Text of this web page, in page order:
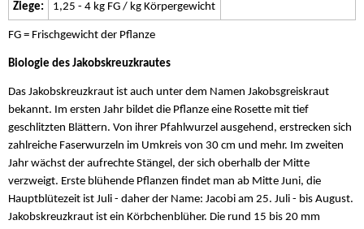
Ziege: 1,25 - 4 kg FG / kg Körpergewicht
FG = Frischgewicht der Pflanze
Biologie des Jakobskreuzkrautes
Das Jakobskreuzkraut ist auch unter dem Namen Jakobsgreiskraut
bekannt. Im ersten Jahr bildet die Pflanze eine Rosette mit tief
geschlitzten Blättern. Von ihrer Pfahlwurzel ausgehend, erstrecken sich
zahlreiche Faserwurzeln im Umkreis von 30 cm und mehr. Im zweiten
Jahr wächst der aufrechte Stängel, der sich oberhalb der Mitte
verzweigt. Erste blühende Pflanzen findet man ab Mitte Juni, die
Hauptblütezeit ist Juli - daher der Name: Jacobi am 25. Juli - bis August.
Jakobskreuzkraut ist ein Körbchenblüher. Die rund 15 bis 20 mm